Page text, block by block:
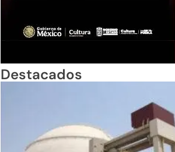
Destacados